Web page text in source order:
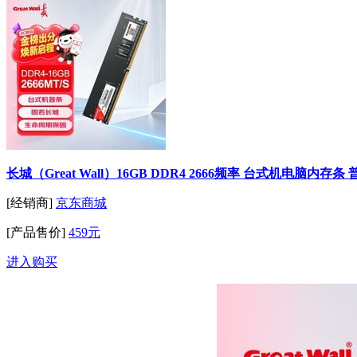
长城（Great Wall）16GB DDR4 2666频率 台式机电脑内存条
[经销商] 京东商城
[产品售价] 459元
进入购买